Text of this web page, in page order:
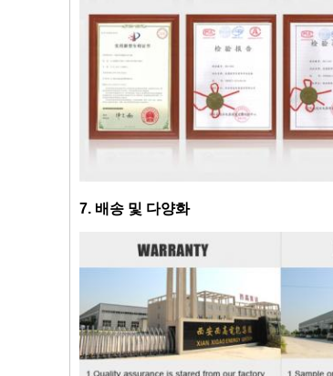
7. 배송 및 다양화